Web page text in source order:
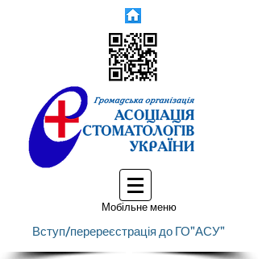
Мобільне меню
Вступ/перереєстрація до ГО"АСУ"